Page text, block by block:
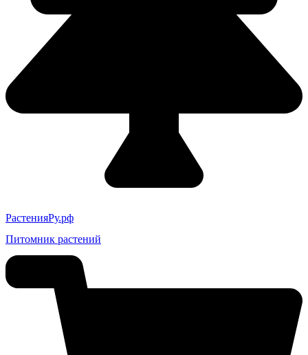
РастенияРу.рф
Питомник растений